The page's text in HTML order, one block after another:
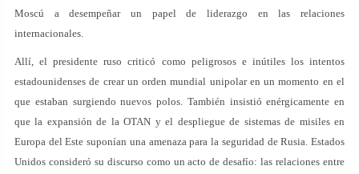
Moscú a desempeñar un papel de liderazgo en las relaciones
internacionales.
Allí, el presidente ruso criticó como peligrosos e inútiles los intentos
estadounidenses de crear un orden mundial unipolar en un momento en el
que estaban surgiendo nuevos polos. También insistió enérgicamente en
que la expansión de la OTAN y el despliegue de sistemas de misiles en
Europa del Este suponían una amenaza para la seguridad de Rusia. Estados
Unidos consideró su discurso como un acto de desafío: las relaciones entre